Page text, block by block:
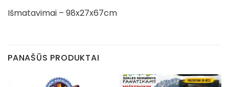
Išmatavimai – 98x27x67cm
PANAŠŪS PRODUKTAI